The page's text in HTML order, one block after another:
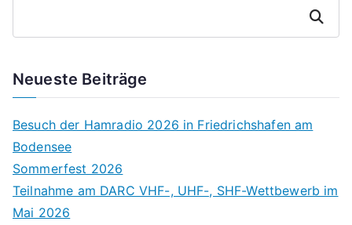
Suchen
Neueste Beiträge
Besuch der Hamradio 2026 in Friedrichshafen am
Bodensee
Sommerfest 2026
Teilnahme am DARC VHF-, UHF-, SHF-Wettbewerb im
Mai 2026